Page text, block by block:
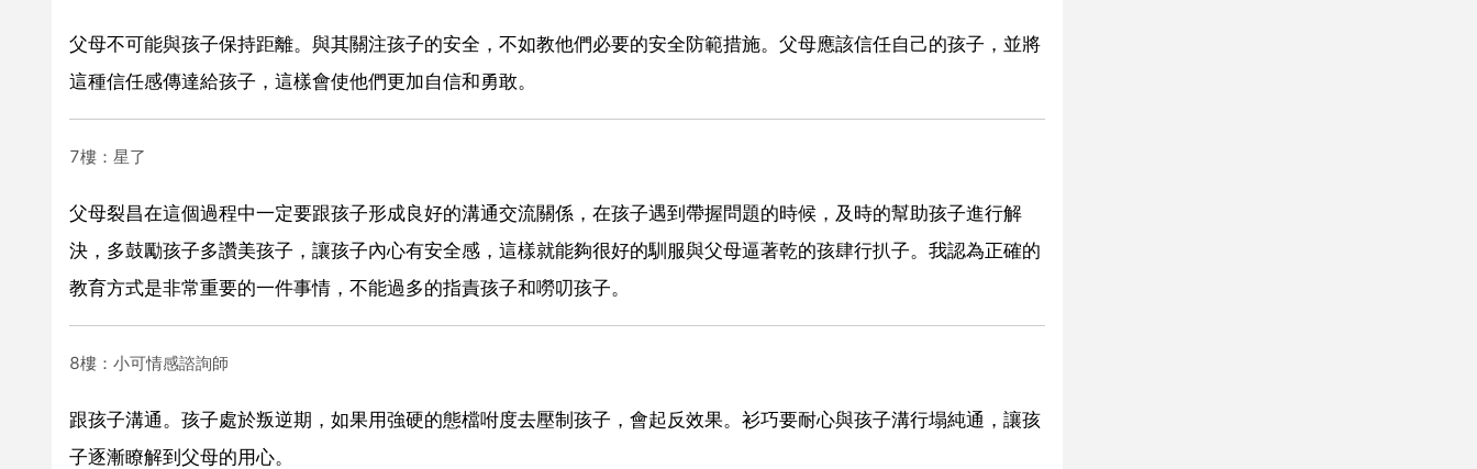
父母不可能與孩子保持距離。與其關注孩子的安全，不如教他們必要的安全防範措施。父母應該信任自己的孩子，並將
這種信任感傳達給孩子，這樣會使他們更加自信和勇敢。
7樓：星了
父母裂昌在這個過程中一定要跟孩子形成良好的溝通交流關係，在孩子遇到帶握問題的時候，及時的幫助孩子進行解
決，多鼓勵孩子多讚美孩子，讓孩子內心有安全感，這樣就能夠很好的馴服與父母逼著乾的孩肆行扒子。我認為正確的
教育方式是非常重要的一件事情，不能過多的指責孩子和嘮叨孩子。
8樓：小可情感諮詢師
跟孩子溝通。孩子處於叛逆期，如果用強硬的態檔咐度去壓制孩子，會起反效果。衫巧要耐心與孩子溝行塌純通，讓孩
子逐漸瞭解到父母的用心。